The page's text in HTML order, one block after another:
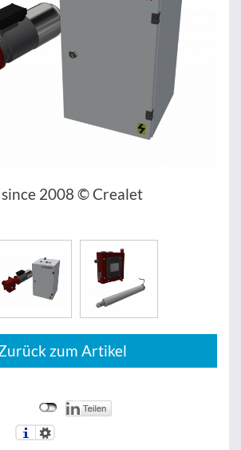
since 2008 © Crealet
zum Artikel